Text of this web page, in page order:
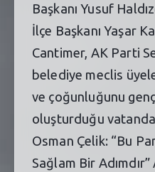
Başkanı Yusuf
İlçe Başkanı Yaşar
Cantimer, AK Parti
belediye meclis
ve çoğunluğunu
oluşturduğu
Osman Çelik: “Bu
Sağlam Bir Adımdır”